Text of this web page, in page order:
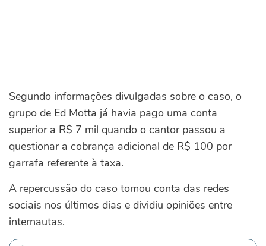
Segundo informações divulgadas sobre o caso, o
grupo de Ed Motta já havia pago uma conta
superior a R$ 7 mil quando o cantor passou a
questionar a cobrança adicional de R$ 100 por
garrafa referente à taxa.
A repercussão do caso tomou conta das redes
sociais nos últimos dias e dividiu opiniões entre
internautas.